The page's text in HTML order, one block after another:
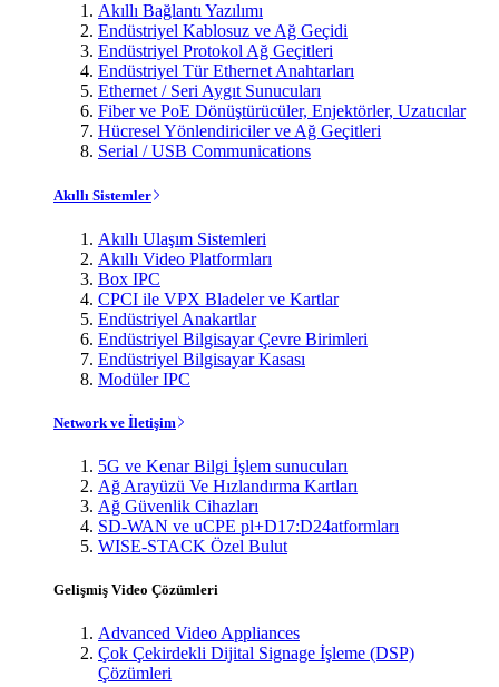
Akıllı Bağlantı Yazılımı
Endüstriyel Kablosuz ve Ağ Geçidi
Endüstriyel Protokol Ağ Geçitleri
Endüstriyel Tür Ethernet Anahtarları
Ethernet / Seri Aygıt Sunucuları
Fiber ve PoE Dönüştürücüler, Enjektörler, Uzatıcılar
Hücresel Yönlendiriciler ve Ağ Geçitleri
Serial / USB Communications
Akıllı Sistemler
Akıllı Ulaşım Sistemleri
Akıllı Video Platformları
Box IPC
CPCI ile VPX Bladeler ve Kartlar
Endüstriyel Anakartlar
Endüstriyel Bilgisayar Çevre Birimleri
Endüstriyel Bilgisayar Kasası
Modüler IPC
Network ve İletişim
5G ve Kenar Bilgi İşlem sunucuları
Ağ Arayüzü Ve Hızlandırma Kartları
Ağ Güvenlik Cihazları
SD-WAN ve uCPE pl+D17:D24atformları
WISE-STACK Özel Bulut
Gelişmiş Video Çözümleri
Advanced Video Appliances
Çok Çekirdekli Dijital Signage İşleme (DSP)
Çözümleri